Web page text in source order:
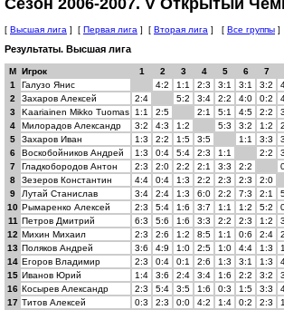
Сезон 2006-2007. V Открытый
[ Высшая лига ] [ Первая лига ] [ Вторая лига ] [ Все группы ]
Результаты. Высшая лига
М Игрок 1 2 3 4 5 6 7
1
Галузо Янис 4:2 1:1 2:3 3:1 3:1 3:2
2
Захаров Алексей 2:4 5:2 3:4 2:2 4:0 0:2
3
Kaariainen Mikko Tuomas 1:1 2:5 2:1 5:1 4:5 2:2
4
Милорадов Александр 3:2 4:3 1:2 5:3 3:2 1:2
5
Захаров Иван 1:3 2:2 1:5 3:5 1:1 3:3
6
Воскобойников Андрей 1:3 0:4 5:4 2:3 1:1 2:2
7
Гладкобородов Антон 2:3 2:0 2:2 2:1 3:3 2:2
8
Зезеров Константин 4:4 0:4 1:3 2:2 2:3 2:3 2:0
9
Лутай Станислав 3:4 2:4 1:3 6:0 2:2 7:3 2:1
10 Рымаренко Алексей 2:3 5:4 1:6 3:7 1:1 1:2 5:2
11 Петров Дмитрий 6:3 5:6 1:6 3:3 2:2 2:3 1:2
12 Михин Михаил 2:3 2:6 1:2 8:5 1:1 0:6 2:4
13 Поляков Андрей 3:6 4:9 1:0 2:5 1:0 4:4 1:3
14 Егоров Владимир 2:3 0:4 0:1 2:6 1:3 3:1 1:3
15 Иванов Юрий 1:4 3:6 2:4 3:4 1:6 2:2 3:2
16 Косырев Александр 2:3 5:4 3:5 1:6 0:3 1:5 3:3
17 Титов Алексей 0:3 2:3 0:0 4:2 1:4 0:2 2:3